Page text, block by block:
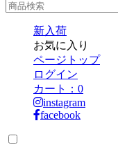
新入荷
お気に入り
ページトップ
ログイン
カート： 0
instagram
facebook